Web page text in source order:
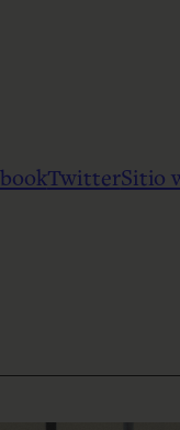
TwitterSitio